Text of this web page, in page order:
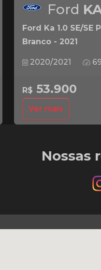
Ford
Ford Ka 1.0 SE/SE
Branco - 2021
2020/2021
R$ 53.900
Ver mais
Nossas